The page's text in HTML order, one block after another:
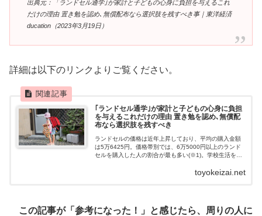
出典元：「ランドセル通学｣が家計と子どもの心身に負担を与えるこれ
だけの理由 置き勉を認め､無償配布なら選択肢を残すべき事｜東洋経済
ducation（2023年3月19日）
詳細は以下のリンクよりご覧ください。
｢ランドセル通学｣が家計と子どもの心身に負担
を与えるこれだけの理由 置き勉を認め､無償配
布なら選択肢を残すべき
ランドセルの価格は近年上昇しており、平均の購入金額
は5万6425円。価格帯別では、6万5000円以上のランド
セルを購入した人の割合が最も多い(※1)。学校生活を送
toyokeizai.net
この記事が「参考になった！」と感じたら、周りの人に